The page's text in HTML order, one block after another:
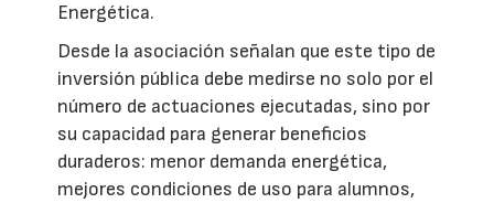
Energética.
Desde la asociación señalan que este tipo de
inversión pública debe medirse no solo por el
número de actuaciones ejecutadas, sino por
su capacidad para generar beneficios
duraderos: menor demanda energética,
mejores condiciones de uso para alumnos,